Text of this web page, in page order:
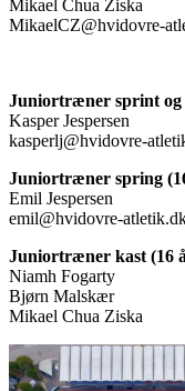
Mikael Chua Ziska
MikaelCZ@hvidovre-
Juniortræner sprint
Kasper Jespersen
kasperlj@hvidovre-
Juniortræner spring
Emil Jespersen
emil@hvidovre-
Juniortræner kast (16
Niamh Fogarty
Bjørn Malskær
Mikael Chua Ziska